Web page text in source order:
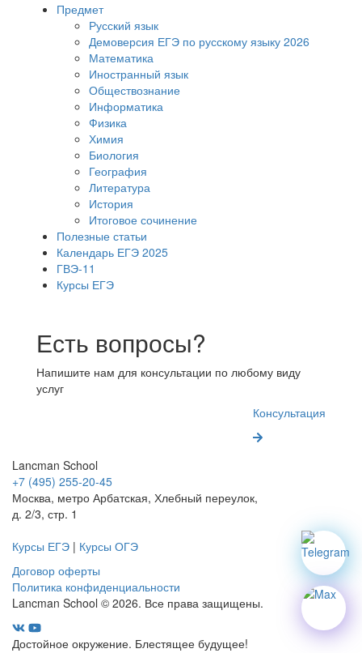
Предмет
Русский язык
Демоверсия ЕГЭ по русскому языку 2026
Математика
Иностранный язык
Обществознание
Информатика
Физика
Химия
Биология
География
Литература
История
Итоговое сочинение
Полезные статьи
Календарь ЕГЭ 2025
ГВЭ-11
Курсы ЕГЭ
Есть вопросы?
Напишите нам для консультации по любому виду
услуг
Консультация
Lancman School
+7 (495) 255-20-45
Москва, метро Арбатская, Хлебный переулок,
д. 2/3, стр. 1
Курсы ЕГЭ | Курсы ОГЭ
Договор оферты
Политика конфиденциальности
Lancman School © 2026. Все права защищены.
Достойное окружение. Блестящее будущее!